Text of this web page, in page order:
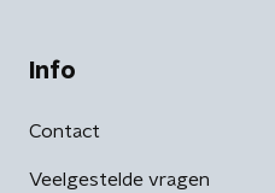
Info
Contact
Veelgestelde vragen